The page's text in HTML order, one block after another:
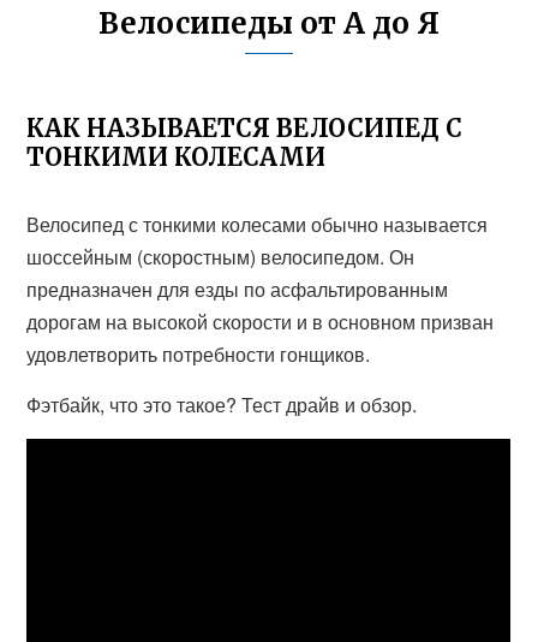
Велосипеды от А до Я
КАК НАЗЫВАЕТСЯ ВЕЛОСИПЕД С
ТОНКИМИ КОЛЕСАМИ
Велосипед с тонкими колесами обычно называется
шоссейным (скоростным) велосипедом. Он
предназначен для езды по асфальтированным
дорогам на высокой скорости и в основном призван
удовлетворить потребности гонщиков.
Фэтбайк, что это такое? Тест драйв и обзор.